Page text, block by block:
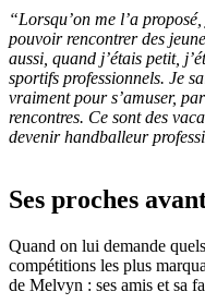
“Lorsqu’on me l’a
pouvoir rencontrer des
aussi, quand j’étais petit,
sportifs professionnels. Je
vraiment pour s’amuser,
rencontres. Ce sont des
devenir handballeur
Ses proches
Quand on lui demande
compétitions les plus
de Melvyn : ses amis et sa